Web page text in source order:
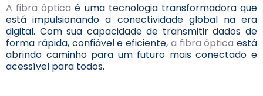
A fibra óptica é uma tecnologia transformadora que
está impulsionando a conectividade global na era
digital. Com sua capacidade de transmitir dados de
forma rápida, confiável e eficiente, a fibra óptica está
abrindo caminho para um futuro mais conectado e
acessível para todos.